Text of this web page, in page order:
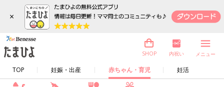
×
TOP 妊娠・出産 赤ちゃん・育児 妊活
SHOP 内祝い メニュー